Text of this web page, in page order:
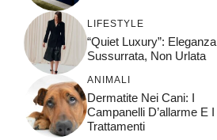
LIFESTYLE
“Quiet Luxury”: Eleganza
Sussurrata, Non Urlata
ANIMALI
Dermatite Nei Cani: I
Campanelli D’allarme E I
Trattamenti